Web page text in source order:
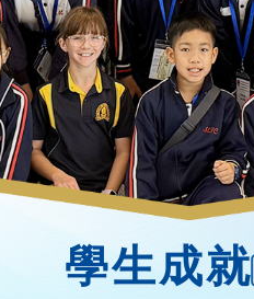
學生成就